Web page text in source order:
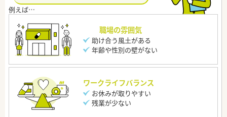
職場の雰囲気
助け合う風土がある
年齢や性別の壁がない
ワークライフバランス
お休みが取りやすい
残業が少ない